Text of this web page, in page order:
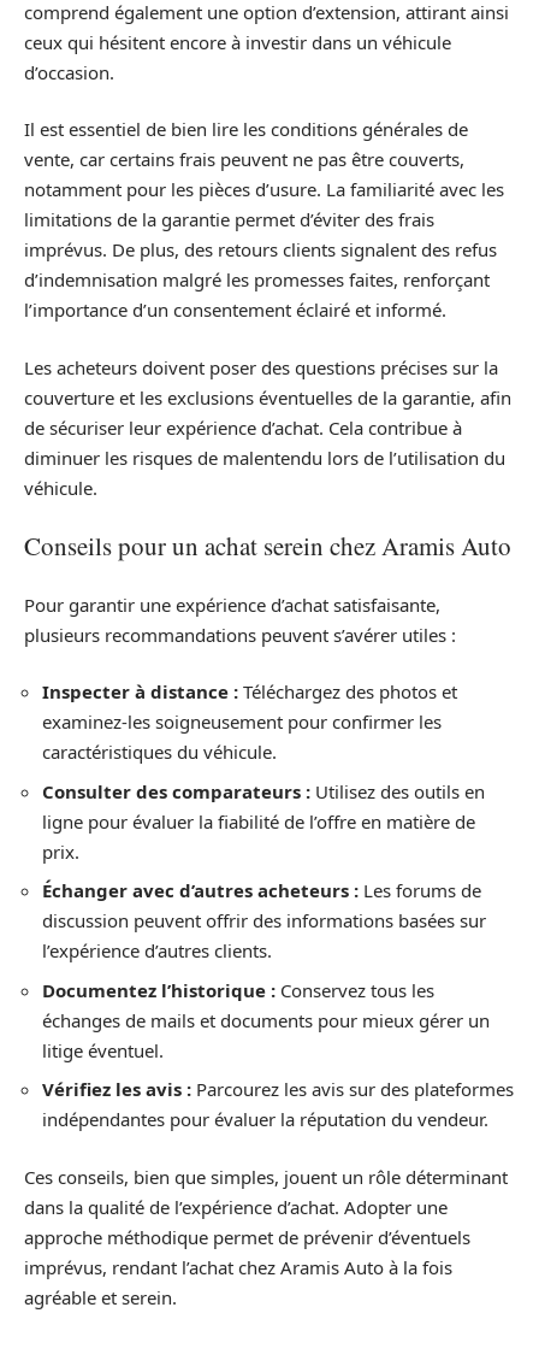
comprend également une option d’extension, attirant ainsi
ceux qui hésitent encore à investir dans un véhicule
d’occasion.
Il est essentiel de bien lire les conditions générales de
vente, car certains frais peuvent ne pas être couverts,
notamment pour les pièces d’usure. La familiarité avec les
limitations de la garantie permet d’éviter des frais
imprévus. De plus, des retours clients signalent des refus
d’indemnisation malgré les promesses faites, renforçant
l’importance d’un consentement éclairé et informé.
Les acheteurs doivent poser des questions précises sur la
couverture et les exclusions éventuelles de la garantie, afin
de sécuriser leur expérience d’achat. Cela contribue à
diminuer les risques de malentendu lors de l’utilisation du
véhicule.
Conseils pour un achat serein chez Aramis Auto
Pour garantir une expérience d’achat satisfaisante,
plusieurs recommandations peuvent s’avérer utiles :
Inspecter à distance : Téléchargez des photos et
examinez-les soigneusement pour confirmer les
caractéristiques du véhicule.
Consulter des comparateurs : Utilisez des outils en
ligne pour évaluer la fiabilité de l’offre en matière de
prix.
Échanger avec d’autres acheteurs : Les forums de
discussion peuvent offrir des informations basées sur
l’expérience d’autres clients.
Documentez l’historique : Conservez tous les
échanges de mails et documents pour mieux gérer un
litige éventuel.
Vérifiez les avis : Parcourez les avis sur des plateformes
indépendantes pour évaluer la réputation du vendeur.
Ces conseils, bien que simples, jouent un rôle déterminant
dans la qualité de l’expérience d’achat. Adopter une
approche méthodique permet de prévenir d’éventuels
imprévus, rendant l’achat chez Aramis Auto à la fois
agréable et serein.